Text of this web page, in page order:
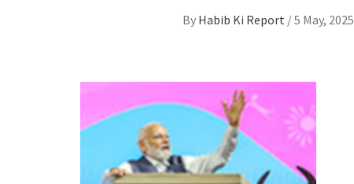
By Habib Ki Report /5 May, 2025